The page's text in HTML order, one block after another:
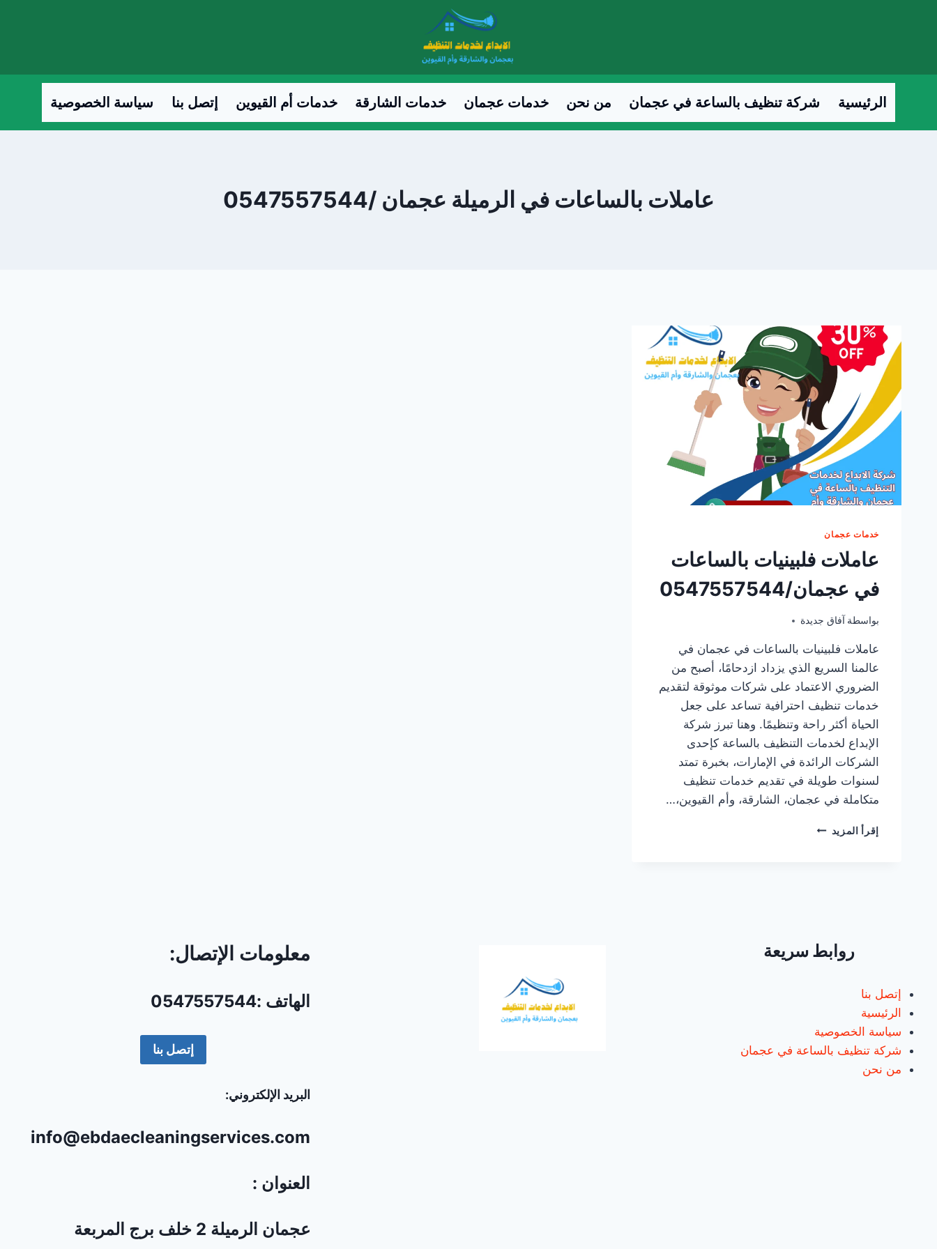
الرئيسية شركة تنظيف بالساعة في عجمان من نحن خدمات عجمان خدمات الشارقة خدمات أم القيوين إتصل بنا سياسة الخصوصية
عاملات بالساعات في الرميلة عجمان /0547557544
خدمات عجمان
عاملات فلبينيات بالساعات
في عجمان/0547557544
بواسطة آفاق جديدة أكتوبر 6, 2025
عاملات فلبينيات بالساعات في عجمان في
عالمنا السريع الذي يزداد ازدحامًا، أصبح من
الضروري الاعتماد على شركات موثوقة لتقديم
خدمات تنظيف احترافية تساعد على جعل
الحياة أكثر راحة وتنظيمًا. وهنا تبرز شركة
الإبداع لخدمات التنظيف بالساعة كإحدى
الشركات الرائدة في الإمارات، بخبرة تمتد
لسنوات طويلة في تقديم خدمات تنظيف
متكاملة في عجمان، الشارقة، وأم القيوين،…
إقرأ المزيد عاملات
روابط سريعة
إتصل بنا
الرئيسية
سياسة الخصوصية
شركة تنظيف بالساعة في عجمان
من نحن
معلومات الإتصال:
الهاتف :0547557544
إتصل بنا
البريد الإلكتروني:
info@ebdaecleaningservices.com
العنوان :
عجمان الرميلة 2 خلف برج المربعة